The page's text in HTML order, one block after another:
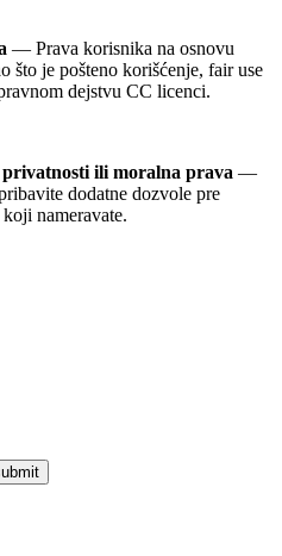
— Prava korisnika na osnovu
što je pošteno korišćenje, fair use
dejstvu CC licenci.
ili moralna prava —
dodatne dozvole pre
nameravate.